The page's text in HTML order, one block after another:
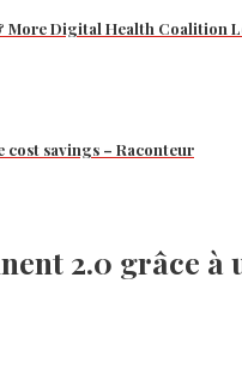
More Digital Health Coalition
savings – Raconteur
2.0 grâce à